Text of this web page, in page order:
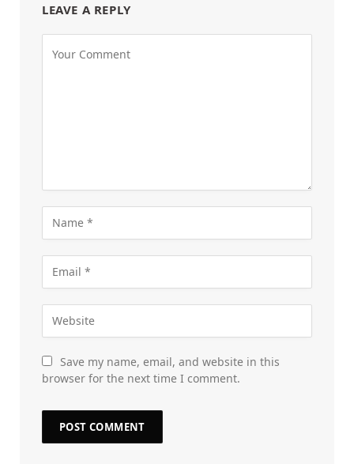
LEAVE A REPLY
Save my name, email, and website in this
browser for the next time I comment.